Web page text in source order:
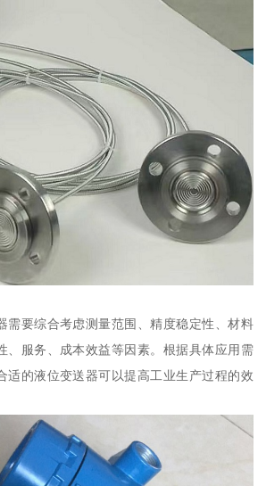
需要综合考虑测量范围、精度稳定性、材料
、服务、成本效益等因素。根据具体应用需
适的液位变送器可以提高工业生产过程的效